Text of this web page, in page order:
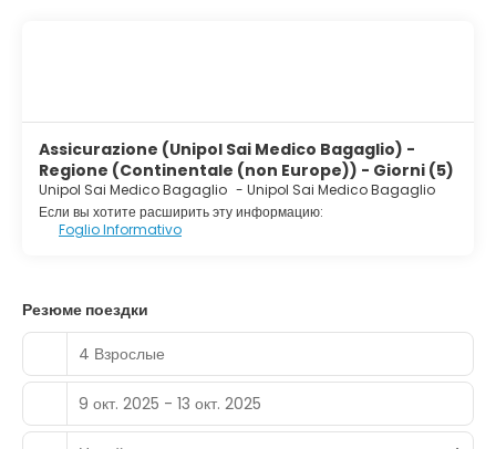
Assicurazione (Unipol Sai Medico Bagaglio) -
Regione (Continentale (non Europe)) - Giorni (5)
Unipol Sai Medico Bagaglio - Unipol Sai Medico Bagaglio
Если вы хотите расширить эту информацию:
Foglio Informativo
Резюме поездки
4 Взрослые
9 окт. 2025 - 13 окт. 2025